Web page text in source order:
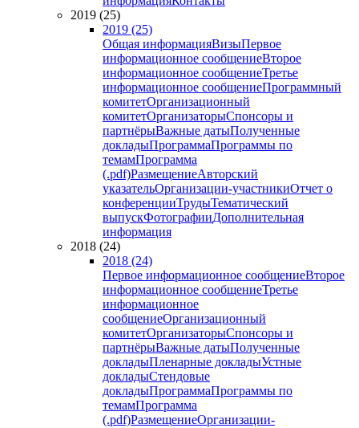
2019 (25)
2019 (25)
Общая информацияВизыПервое
информационное сообщениеВторое
информационное сообщениеТретье
информационное сообщениеПрограммный
комитетОрганизационный
комитетОрганизаторыСпонсоры и
партнёрыВажные датыПолученные
докладыПрограммаПрограммы по
темамПрограмма
(.pdf)РазмещениеАвторский
указательОрганизации-участникиОтчет о
конференцииТрудыТематический
выпускФотографииДополнительная
информация
2018 (24)
2018 (24)
Первое информационное сообщениеВторое
информационное сообщениеТретье
информационное
сообщениеОрганизационный
комитетОрганизаторыСпонсоры и
партнёрыВажные датыПолученные
докладыПленарные докладыУстные
докладыСтендовые
докладыПрограммаПрограммы по
темамПрограмма
(.pdf)РазмещениеОрганизации-